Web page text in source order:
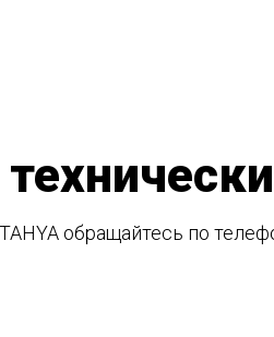
обращайтесь по